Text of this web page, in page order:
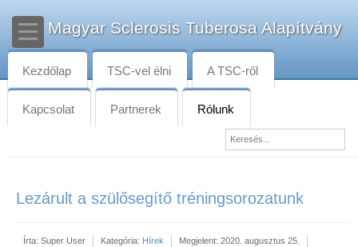
Magyar Sclerosis Tuberosa Alapítvány
Kezdőlap TSC-vel élni A TSC-ről
Kapcsolat Partnerek Rólunk
Lezárult a szülősegítő tréningsorozatunk
Írta: Super User Kategória: Hírek
Megjelent: 2020. augusztus 25.